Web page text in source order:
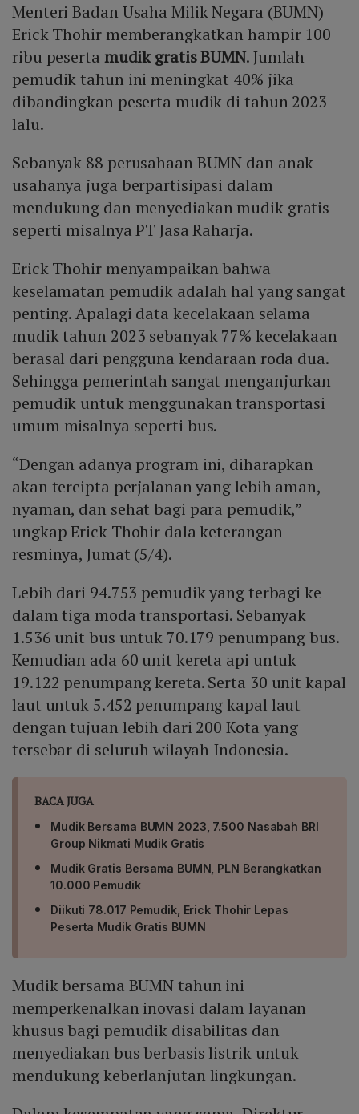
Menteri Badan Usaha Milik Negara (BUMN)
Erick Thohir memberangkatkan hampir 100
ribu peserta mudik gratis BUMN. Jumlah
pemudik tahun ini meningkat 40% jika
dibandingkan peserta mudik di tahun 2023
lalu.
Sebanyak 88 perusahaan BUMN dan anak
usahanya juga berpartisipasi dalam
mendukung dan menyediakan mudik gratis
seperti misalnya PT Jasa Raharja.
Erick Thohir menyampaikan bahwa
keselamatan pemudik adalah hal yang sangat
penting. Apalagi data kecelakaan selama
mudik tahun 2023 sebanyak 77% kecelakaan
berasal dari pengguna kendaraan roda dua.
Sehingga pemerintah sangat menganjurkan
pemudik untuk menggunakan transportasi
umum misalnya seperti bus.
“Dengan adanya program ini, diharapkan
akan tercipta perjalanan yang lebih aman,
nyaman, dan sehat bagi para pemudik,”
ungkap Erick Thohir dala keterangan
resminya, Jumat (5/4).
Lebih dari 94.753 pemudik yang terbagi ke
dalam tiga moda transportasi. Sebanyak
1.536 unit bus untuk 70.179 penumpang bus.
Kemudian ada 60 unit kereta api untuk
19.122 penumpang kereta. Serta 30 unit kapal
laut untuk 5.452 penumpang kapal laut
dengan tujuan lebih dari 200 Kota yang
tersebar di seluruh wilayah Indonesia.
BACA JUGA
Mudik Bersama BUMN 2023, 7.500 Nasabah BRI
Group Nikmati Mudik Gratis
Mudik Gratis Bersama BUMN, PLN Berangkatkan
10.000 Pemudik
Diikuti 78.017 Pemudik, Erick Thohir Lepas
Peserta Mudik Gratis BUMN
Mudik bersama BUMN tahun ini
memperkenalkan inovasi dalam layanan
khusus bagi pemudik disabilitas dan
menyediakan bus berbasis listrik untuk
mendukung keberlanjutan lingkungan.